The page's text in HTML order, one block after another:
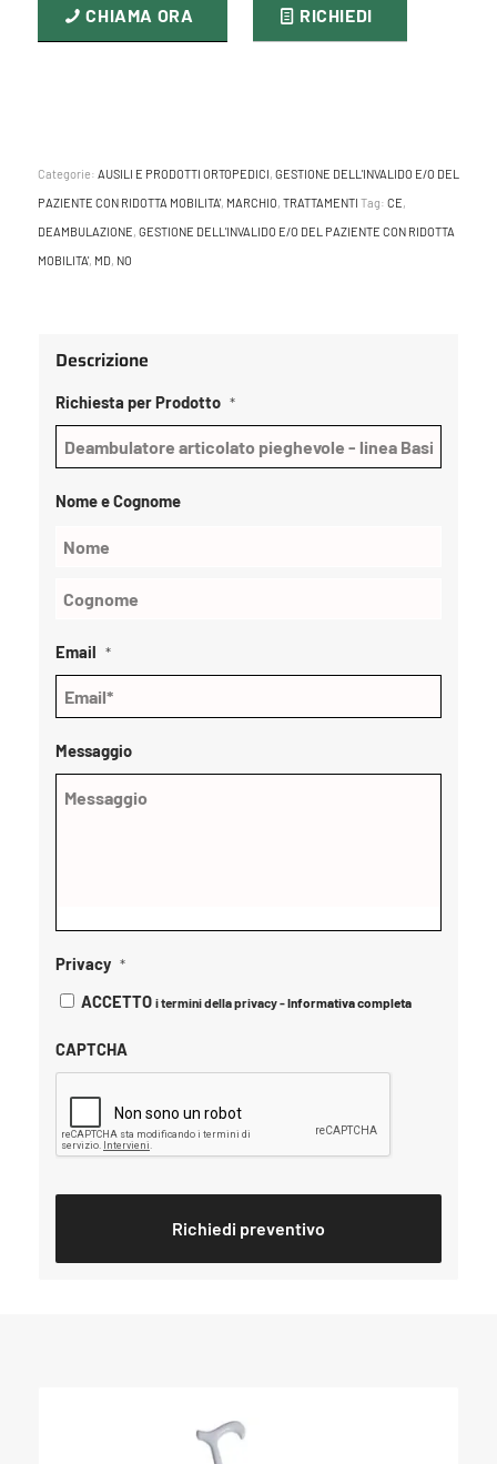
CHIAMA ORA RICHIEDI
Categorie: AUSILI E PRODOTTI ORTOPEDICI, GESTIONE DELL'INVALIDO E/O DEL
PAZIENTE CON RIDOTTA MOBILITA', MARCHIO, TRATTAMENTI Tag: CE,
DEAMBULAZIONE, GESTIONE DELL'INVALIDO E/O DEL PAZIENTE CON RIDOTTA
MOBILITA', MD, NO
Descrizione
Richiesta per Prodotto *
Nome e Cognome
Email *
Messaggio
Privacy *
ACCETTO i termini della privacy -Informativa completa
CAPTCHA